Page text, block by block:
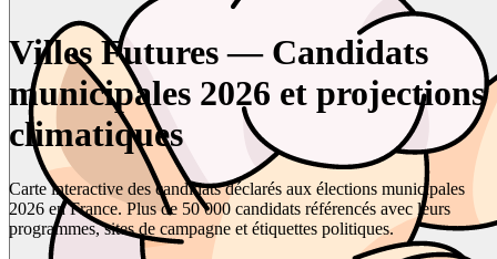
Villes Futures — Candidats
municipales 2026 et projections
climatiques
Carte interactive des candidats déclarés aux élections municipales
2026 en France. Plus de 50 000 candidats référencés avec leurs
programmes, sites de campagne et étiquettes politiques.